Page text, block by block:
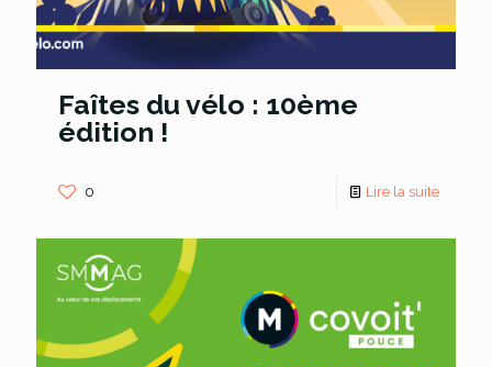
Faîtes du vélo : 10ème
édition !
0 Lire la suite